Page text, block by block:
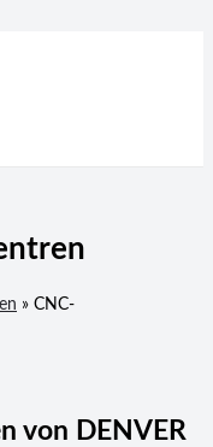
» CNC-
von DENVER